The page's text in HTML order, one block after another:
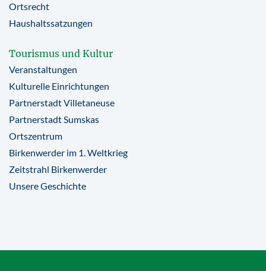
Ortsrecht
Haushaltssatzungen
Tourismus und Kultur
Veranstaltungen
Kulturelle Einrichtungen
Partnerstadt Villetaneuse
Partnerstadt Sumskas
Ortszentrum
Birkenwerder im 1. Weltkrieg
Zeitstrahl Birkenwerder
Unsere Geschichte